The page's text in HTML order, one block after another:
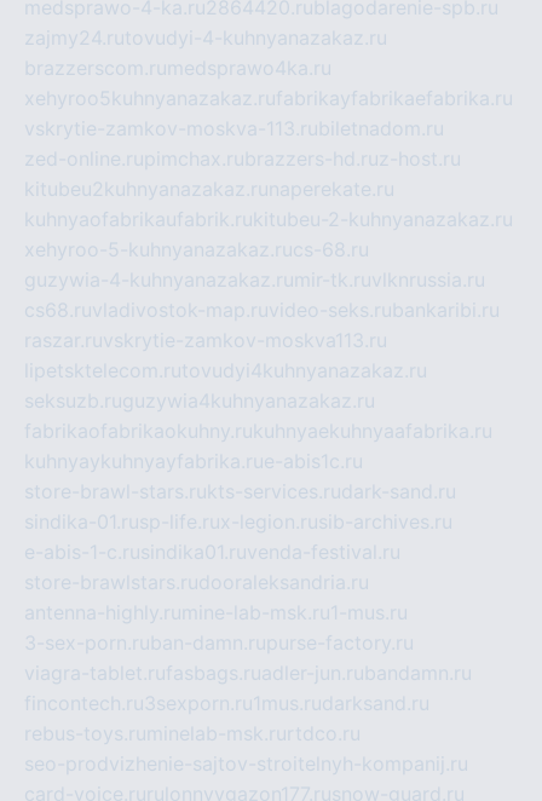
medsprawo-4-ka.ru2864420.rublagodarenie-spb.ru
zajmy24.rutovudyi-4-kuhnyanazakaz.ru
brazzerscom.ru medsprawo4ka.ru
xehyroo5kuhnyanazakaz.rufabrikayfabrikaefabrika.ru
vskrytie-zamkov-moskva-113.rubiletnadom.ru
zed-online.rupimchax.rubrazzers-hd.ruz-host.ru
kitubeu2kuhnyanazakaz.ru naperekate.ru
kuhnyaofabrikaufabrik.rukitubeu-2-kuhnyanazakaz.ru
xehyroo-5-kuhnyanazakaz.rucs-68.ru
guzywia-4-kuhnyanazakaz.ru mir-tk.ruvlknrussia.ru
cs68.ruvladivostok-map.ruvideo-seks.rubankaribi.ru
raszar.ruvskrytie-zamkov-moskva113.ru
lipetsktelecom.rutovudyi4kuhnyanazakaz.ru
seksuzb.ruguzywia4kuhnyanazakaz.ru
fabrikaofabrikaokuhny.rukuhnyaekuhnyaafabrika.ru
kuhnyaykuhnyayfabrika.rue-abis1c.ru
store-brawl-stars.rukts-services.rudark-sand.ru
sindika-01.rusp-life.rux-legion.rusib-archives.ru
e-abis-1-c.rusindika01.ruvenda-festival.ru
store-brawlstars.rudooraleksandria.ru
antenna-highly.ru mine-lab-msk.ru1-mus.ru
3-sex-porn.ruban-damn.rupurse-factory.ru
viagra-tablet.rufasbags.ruadler-jun.rubandamn.ru
fincontech.ru3sexporn.ru1mus.rudarksand.ru
rebus-toys.ru minelab-msk.ru rtdco.ru
seo-prodvizhenie-sajtov-stroitelnyh-kompanij.ru
card-voice.ru rulonnyygazon177.rusnow-guard.ru